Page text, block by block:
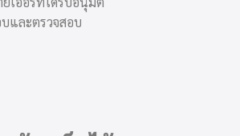
และตรวจสอบ